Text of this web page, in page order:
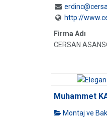
http://
Firma Adı
CERSAN
Muhammet
Montaj ve